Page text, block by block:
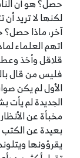
حصل؟ هو أن
لكنها لا تريد
آخر، ماذا
اتهم العلماء
قلاقل وأخذ
فليس من قال
الأول لم يكن
الجديدة لم يأت
مخبأة عن
بعيدة عن الكتب
يقرؤونها